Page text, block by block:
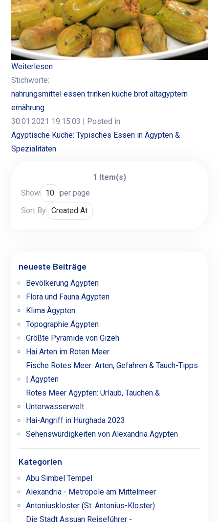
Weiterlesen
Stichworte:
nahrungsmittel essen trinken küche brot altägyptern
ernährung
30.01.2021 19:15:03
| Posted in
Ägyptische Küche: Typisches Essen in Ägypten &
Spezialitäten
1 Item(s)
Show
per page
Sort By
neueste Beiträge
Bevölkerung Ägypten
Flora und Fauna Ägypten
Klima Ägypten
Topographie Ägypten
Größte Pyramide von Gizeh
Hai Arten im Roten Meer
Fische Rotes Meer: Arten, Gefahren & Tauch-Tipps
| Ägypten
Rotes Meer Ägypten: Urlaub, Tauchen &
Unterwasserwelt
Hai-Angriff in Hurghada 2023
Sehenswürdigkeiten von Alexandria Ägypten
Kategorien
Abu Simbel Tempel
Alexandria - Metropole am Mittelmeer
Antoniuskloster (St. Antonius-Kloster)
Die Stadt Assuan Reiseführer -